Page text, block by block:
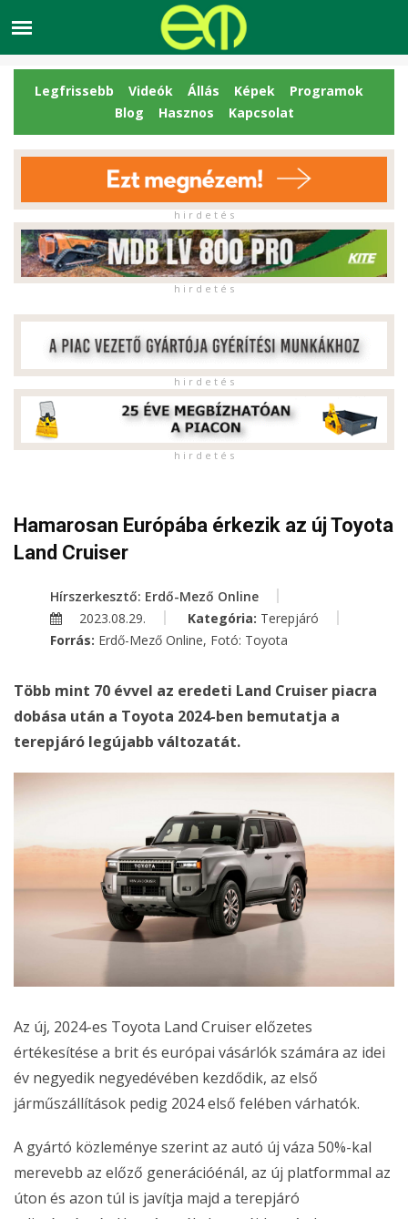
Legfrissebb Videók Állás Képek
Programok
Blog
Hasznos Kapcsolat
h i r d e t é s
h i r d e t é s
h i r d e t é s
h i r d e t é s
Hamarosan Európába érkezik az új Toyota
Land Cruiser
Hírszerkesztő: Erdő-Mező Online
2023.08.29.
Kategória: Terepjáró
Forrás: Erdő-Mező Online, Fotó: Toyota
Több mint 70 évvel az eredeti Land Cruiser piacra
dobása után a Toyota 2024-ben bemutatja a
terepjáró legújabb változatát.
Az új, 2024-es Toyota Land Cruiser előzetes
értékesítése a brit és európai vásárlók számára az idei
év negyedik negyedévében kezdődik, az első
járműszállítások pedig 2024 első felében várhatók.
A gyártó közleménye szerint az autó új váza 50%-kal
merevebb az előző generációénál, az új platformmal az
úton és azon túl is javítja majd a terepjáró